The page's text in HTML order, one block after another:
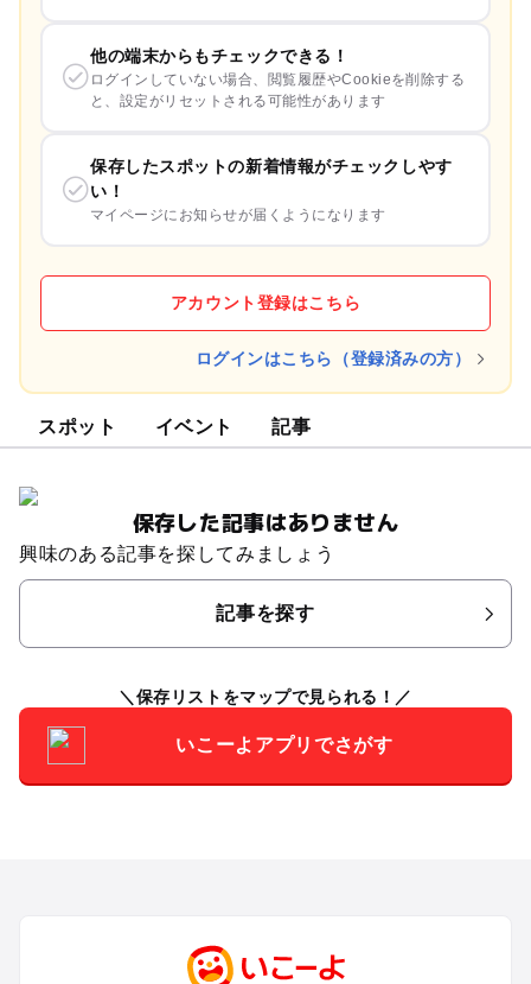
他の端末からもチェックできる！
ログインしていない場合、閲覧履歴やCookieを削除する
と、設定がリセットされる可能性があります
保存したスポットの新着情報がチェックしやす
い！
マイページにお知らせが届くようになります
アカウント登録はこちら
ログインはこちら（登録済みの方）
スポット イベント 記事
保存した記事はありません
興味のある記事を探してみましょう
記事を探す
保存リストをマップで見られる！
いこーよアプリでさがす